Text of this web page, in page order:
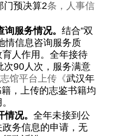
门预决算2条，人事信
询服务情况。 结合“双
情信息咨询服务质
人作用。全年接待
次90人次，服务满意
馆平台上传《武汉年
，上传的志鉴书籍均
情况。 全年未接到公
务信息的申请，无